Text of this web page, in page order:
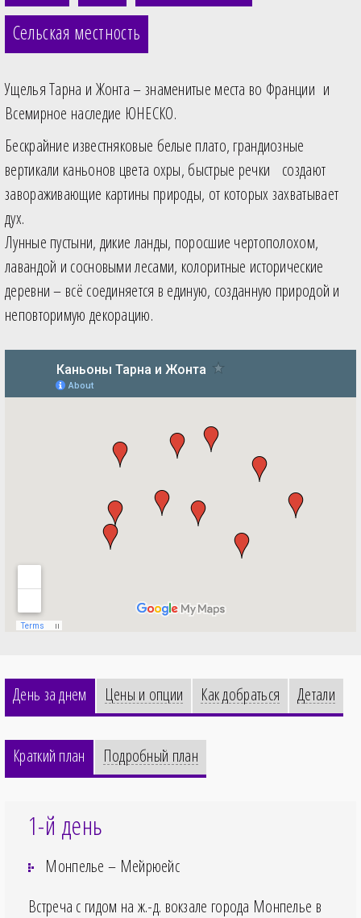
Сельская местность
Ущелья Тарна и Жонта – знаменитые места во Франции и
Всемирное наследие ЮНЕСКО.
Бескрайние известняковые белые плато, грандиозные
вертикали каньонов цвета охры, быстрые речки создают
завораживающие картины природы, от которых захватывает
дух.
Лунные пустыни, дикие ланды, поросшие чертополохом,
лавандой и сосновыми лесами, колоритные исторические
деревни – всё соединяется в единую, созданную природой и
неповторимую декорацию.
День за днем Цены и опции Как добраться Детали
Краткий план Подробный план
1-й день
Монпелье – Мейрюейс
Встреча с гидом на ж.-д. вокзале города Монпелье в